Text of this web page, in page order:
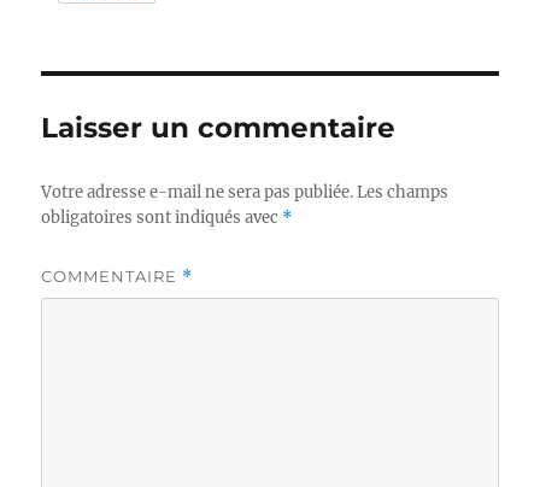
Laisser un commentaire
Votre adresse e-mail ne sera pas publiée. Les champs
obligatoires sont indiqués avec *
COMMENTAIRE *